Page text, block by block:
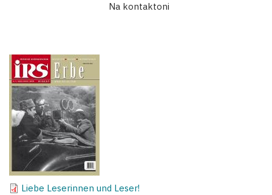
Na kontaktoni
Liebe Leserinnen und Leser!